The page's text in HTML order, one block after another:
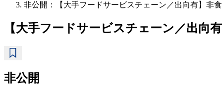
非公開：【大手フードサービスチェーン／出向有】非
【大手フードサービスチェーン／出向
非公開